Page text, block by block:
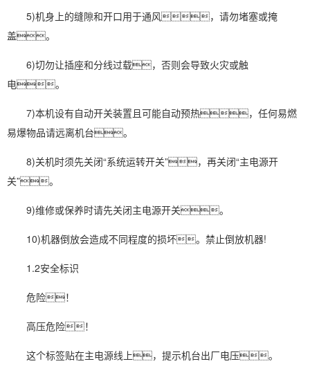
5)机身上的缝隙和开口用于通风，请勿堵塞或掩
盖。
6)切勿让插座和分线过载，否则会导致火灾或触
电。
7)本机设有自动开关装置且可能自动预热，任何易燃
易爆物品请远离机台。
8)关机时须先关闭“系统运转开关”，再关闭“主电源开
关”。
9)维修或保养时请先关闭主电源开关。
10)机器倒放会造成不同程度的损坏。禁止倒放机器!
1.2安全标识
危险！
高压危险！
这个标签贴在主电源线上，提示机台出厂电压。